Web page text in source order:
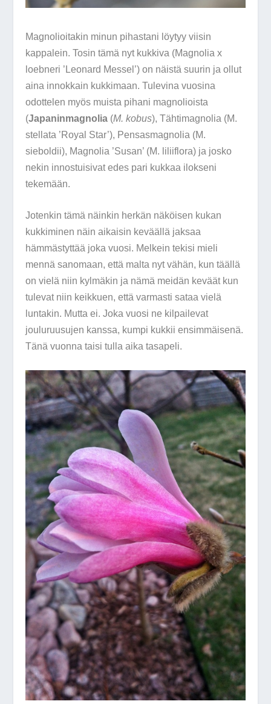
Magnolioitakin minun pihastani löytyy viisin
kappalein. Tosin tämä nyt kukkiva (Magnoliax
loebneri ’Leonard Messel’) on näistä suurin ja ollut
aina innokkain kukkimaan. Tulevina vuosina
odottelen myös muista pihani magnolioista
(Japaninmagnolia (M. kobus), Tähtimagnolia (M.
stellata ’Royal Star’), Pensasmagnolia (M.
sieboldii), Magnolia ’Susan’ (M. liliiflora) ja josko
nekin innostuisivat edes pari kukkaa ilokseni
tekemään.
Jotenkin tämä näinkin herkän näköisen kukan
kukkiminen näin aikaisin keväällä jaksaa
hämmästyttää joka vuosi. Melkein tekisi mieli
mennä sanomaan, että malta nyt vähän, kun täällä
on vielä niin kylmäkin ja nämä meidän keväät kun
tulevat niin keikkuen, että varmasti sataa vielä
luntakin. Mutta ei. Joka vuosi ne kilpailevat
jouluruusujen kanssa, kumpi kukkii ensimmäisenä.
Tänä vuonna taisi tulla aika tasapeli.